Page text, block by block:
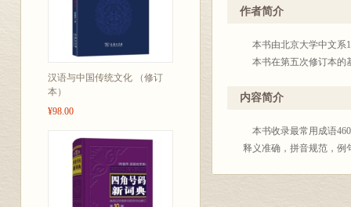
汉语与中国传统文化 （修订
本）
¥98.00
作者简介
本书由北京大学中文系
本书在第五次修订本的
内容简介
本书收录最常用成语
释义准确，拼音规范，例